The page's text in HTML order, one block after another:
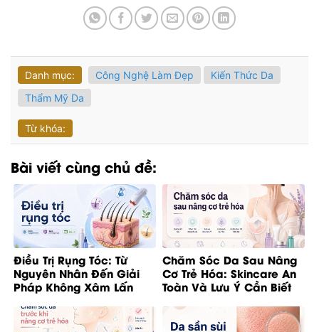
Danh mục: Công Nghệ Làm Đẹp
Kiến Thức Da
Thẩm Mỹ Da
Từ khóa:
Bài viết cùng chủ đề:
Điều Trị Rụng Tóc: Từ
Nguyên Nhân Đến Giải
Pháp Không Xâm Lấn
Chăm Sóc Da Sau Nâng
Cơ Trẻ Hóa: Skincare An
Toàn Và Lưu Ý Cần Biết